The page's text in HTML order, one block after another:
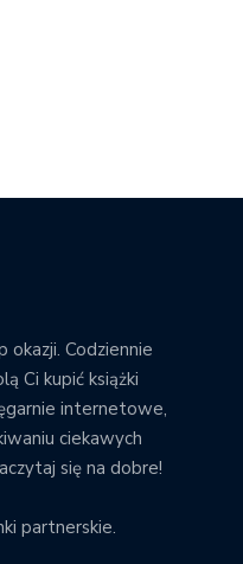
okazji. Codziennie
Ci kupić książki
internetowe,
ciekawych
się na dobre!
partnerskie.